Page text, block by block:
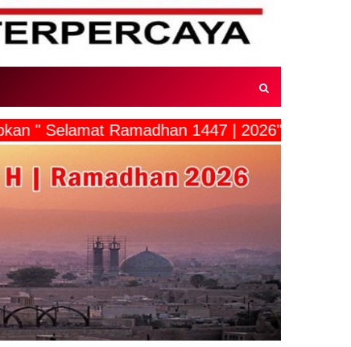
" Selamat Ramadhan 1447 | 2026"